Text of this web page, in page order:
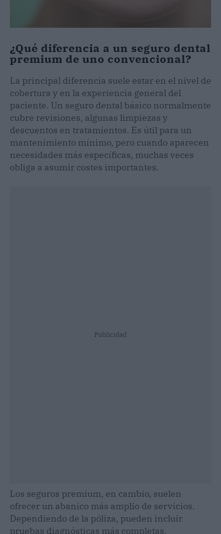
¿Qué diferencia a un seguro dental
premium de uno convencional?
La principal diferencia suele estar en el nivel de
cobertura y en la experiencia general del
paciente. Un seguro dental básico normalmente
cubre revisiones, algunas limpiezas y
descuentos en tratamientos. Es útil para un
mantenimiento mínimo, pero cuando aparecen
necesidades más específicas, muchas veces
obliga a asumir costes importantes.
Publicidad
Los seguros premium, en cambio, suelen
ofrecer un abanico más amplio de servicios.
Dependiendo de la póliza, pueden incluir
pruebas diagnósticas más completas,